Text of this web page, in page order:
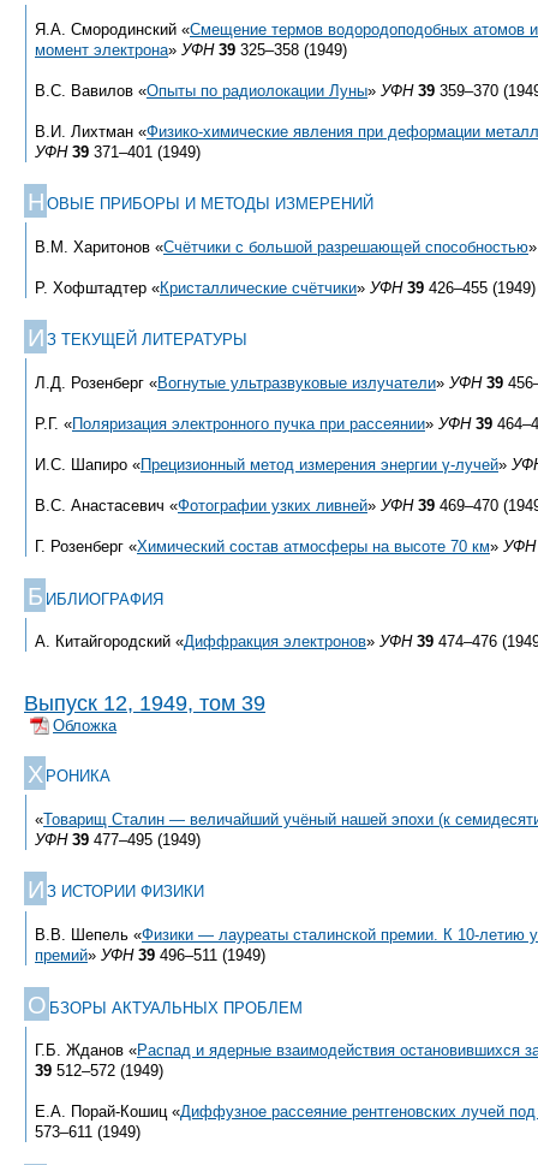
Я.А. Смородинский «Смещение термов водородоподобных атомов
момент электрона» УФН 39 325–358 (1949)
В.С. Вавилов «Опыты по радиолокации Луны» УФН 39 359–370
В.И. Лихтман «Физико-химические явления при деформации
УФН 39 371–401 (1949)
Н ОВЫЕ ПРИБОРЫ И МЕТОДЫ ИЗМЕРЕНИЙ
В.М. Харитонов «Счётчики с большой разрешающей способностью
Р. Хофштадтер «Кристаллические счётчики» УФН 39 426–455 (1949)
И З ТЕКУЩЕЙ ЛИТЕРАТУРЫ
Л.Д. Розенберг «Вогнутые ультразвуковые излучатели» УФН 39
Р.Г. «Поляризация электронного пучка при рассеянии» УФН 39
И.С. Шапиро «Прецизионный метод измерения энергии γ-лучей»
В.С. Анастасевич «Фотографии узких ливней» УФН 39 469–470
Г. Розенберг «Химический состав атмосферы на высоте 70 км» УФН
Б ИБЛИОГРАФИЯ
А. Китайгородский «Диффракция электронов» УФН 39 474–476
Выпуск 12, 1949, том 39
Обложка
Х РОНИКА
«Товарищ Сталин — величайший учёный нашей эпохи (к
УФН 39 477–495 (1949)
И З ИСТОРИИ ФИЗИКИ
В.В. Шепель «Физики — лауреаты сталинской премии. К 10-летию
премий» УФН 39 496–511 (1949)
О БЗОРЫ АКТУАЛЬНЫХ ПРОБЛЕМ
Г.Б. Жданов «Распад и ядерные взаимодействия остановившихся
39 512–572 (1949)
Е.А. Порай-Кошиц «Диффузное рассеяние рентгеновских лучей
573–611 (1949)